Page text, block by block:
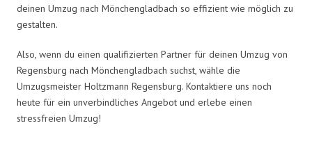
deinen Umzug nach Mönchengladbach so effizient wie möglich zu
gestalten.
Also, wenn du einen qualifizierten Partner für deinen Umzug von
Regensburg nach Mönchengladbach suchst, wähle die
Umzugsmeister Holtzmann Regensburg. Kontaktiere uns noch
heute für ein unverbindliches Angebot und erlebe einen
stressfreien Umzug!